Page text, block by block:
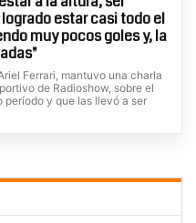
estar casi todo el
muy pocos goles y, la
Ferrari, mantuvo una charla
de Radioshow, sobre el
y que las llevó a ser